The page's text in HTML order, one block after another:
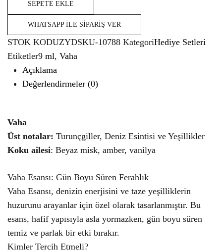
SEPETE EKLE
WHATSAPP İLE SIPARIŞ VER
STOK KODUZYDSKU-10788 KategoriHediye Setleri
Etiketler9 ml, Vaha
Açıklama
Değerlendirmeler (0)
Vaha
Üst notalar: Turunçgiller, Deniz Esintisi ve Yeşillikler
Koku ailesi: Beyaz misk, amber, vanilya
Vaha Esansı: Gün Boyu Süren Ferahlık
Vaha Esansı, denizin enerjisini ve taze yeşilliklerin
huzurunu arayanlar için özel olarak tasarlanmıştır. Bu
esans, hafif yapısıyla asla yormazken, gün boyu süren
temiz ve parlak bir etki bırakır.
Kimler Tercih Etmeli?